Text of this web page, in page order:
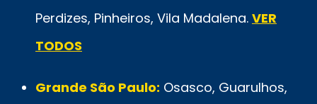
Perdizes, Pinheiros, Vila Madalena. VER
TODOS
Grande São Paulo: Osasco, Guarulhos,